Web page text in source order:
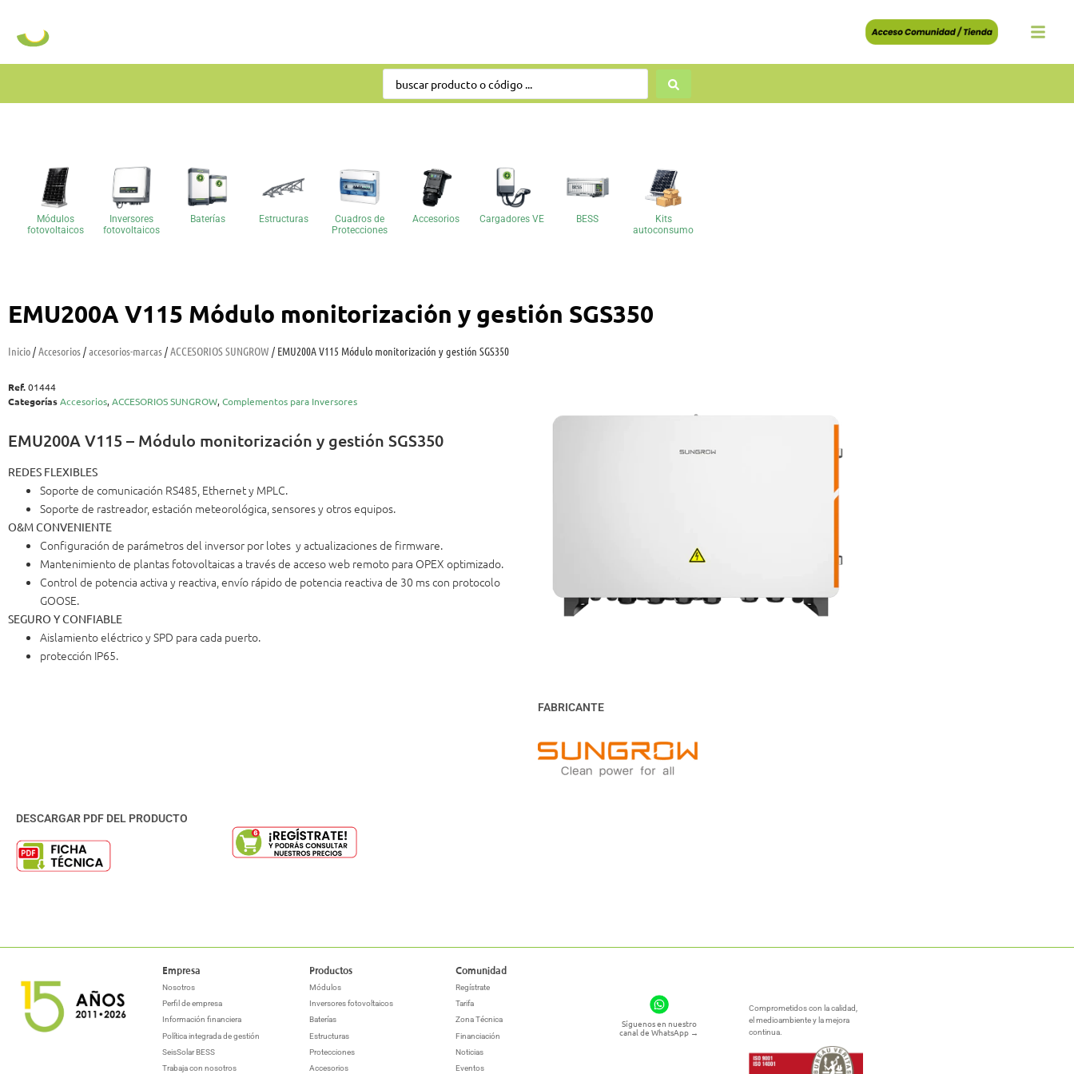
Módulos
fotovoltaicos
Inversores
fotovoltaicos
Baterías Estructuras
Cuadros de
Protecciones
Accesorios Cargadores VE BESS
Kits
autoconsumo
EMU200A V115 Módulo monitorización y gestión SGS350
Inicio/Accesorios/accesorios-marcas/ACCESORIOS SUNGROW / EMU200A V115 Módulo monitorización y gestión SGS350
Ref.01444
CategoríasAccesorios,ACCESORIOS SUNGROW,Complementos para Inversores
EMU200A V115 – Módulo monitorización y gestión SGS350
REDES FLEXIBLES
Soporte de comunicación RS485, Ethernet y MPLC.
Soporte de rastreador, estación meteorológica, sensores y otros equipos.
O&M CONVENIENTE
Configuración de parámetros del inversor por lotes y actualizaciones de firmware.
Mantenimiento de plantas fotovoltaicas a través de acceso web remoto para OPEX optimizado.
Control de potencia activa y reactiva, envío rápido de potencia reactiva de 30 ms con protocolo
GOOSE.
SEGURO Y CONFIABLE
Aislamiento eléctrico y SPD para cada puerto.
protección IP65.
FABRICANTE
DESCARGAR PDF DEL PRODUCTO
Empresa
Nosotros
Perfil de empresa
Información financiera
Política integrada de gestión
SeisSolar BESS
Trabaja con nosotros
Productos
Módulos
Inversores fotovoltaicos
Baterías
Estructuras
Protecciones
Accesorios
Comunidad
Regístrate
Tarifa
Zona Técnica
Financiación
Noticias
Eventos
Síguenos en nuestro
canal de WhatsApp →
Comprometidos con la calidad,
el medioambiente y la mejora
continua.